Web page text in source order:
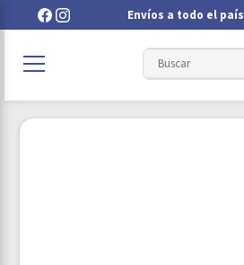
Envíos a todo el país